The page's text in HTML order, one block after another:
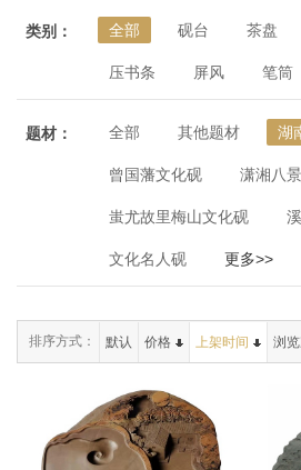
联系我们
类别： 全部 砚台 茶盘
压书条 屏风 笔筒
题材： 全部 其他题材 湖
曾国藩文化砚 潇湘八
蚩尤故里梅山文化砚
文化名人砚 更多>>
排序方式： 默认 价格 上架时间 浏